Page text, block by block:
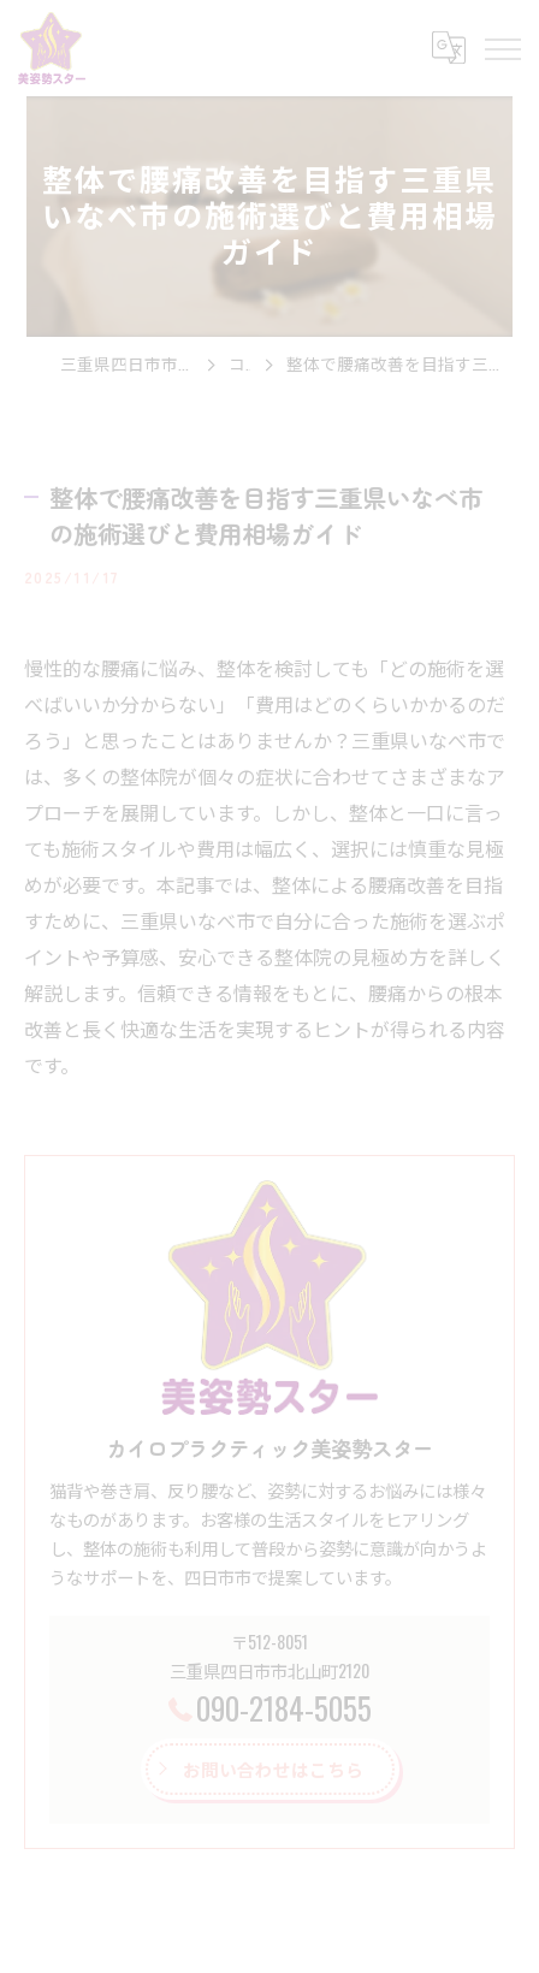
整体で腰痛改善を目指す三重県
いなべ市の施術選びと費用相場
ガイド
三重県四日市市の整体なら美姿勢スター コラム 整体で腰痛改善を目指す三重県いなべ市の施術選びと費用相場ガイド
整体で腰痛改善を目指す三重県いなべ市
の施術選びと費用相場ガイド
2025/11/17
慢性的な腰痛に悩み、整体を検討しても「どの施術を選
べばいいか分からない」「費用はどのくらいかかるのだ
ろう」と思ったことはありませんか？三重県いなべ市で
は、多くの整体院が個々の症状に合わせてさまざまなア
プローチを展開しています。しかし、整体と一口に言っ
ても施術スタイルや費用は幅広く、選択には慎重な見極
めが必要です。本記事では、整体による腰痛改善を目指
すために、三重県いなべ市で自分に合った施術を選ぶポ
イントや予算感、安心できる整体院の見極め方を詳しく
解説します。信頼できる情報をもとに、腰痛からの根本
改善と長く快適な生活を実現するヒントが得られる内容
です。
カイロプラクティック美姿勢スター
猫背や巻き肩、反り腰など、姿勢に対するお悩みには様々
なものがあります。お客様の生活スタイルをヒアリング
し、整体の施術も利用して普段から姿勢に意識が向かうよ
うなサポートを、四日市市で提案しています。
〒512-8051
三重県四日市市北山町2120
090-2184-5055
お問い合わせはこちら